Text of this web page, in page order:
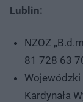
Lublin:
NZOZ
81 728 63
Wojewódzki
Kardynała